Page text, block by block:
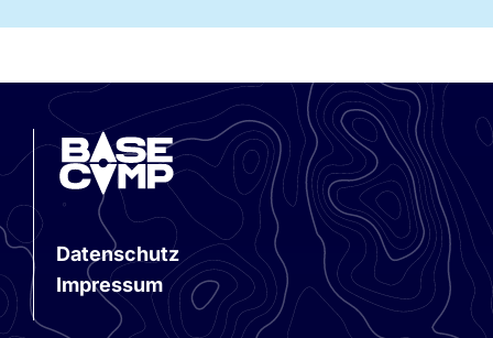
Datenschutz
Impressum